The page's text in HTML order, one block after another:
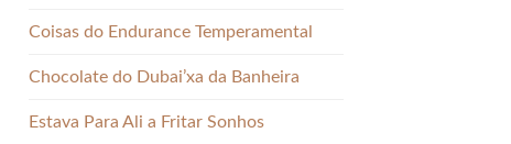
Coisas do Endurance Temperamental
Chocolate do Dubai’xa da Banheira
Estava Para Ali a Fritar Sonhos